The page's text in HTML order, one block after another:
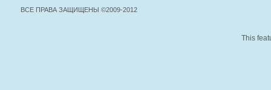
ВСЕ ПРАВА ЗАЩИЩЕНЫ ©2009-2012
This